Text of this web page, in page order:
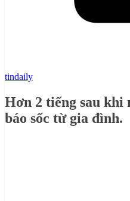
tindaily
Hơn 2 tiếng sau khi
báo sốc từ gia đình.